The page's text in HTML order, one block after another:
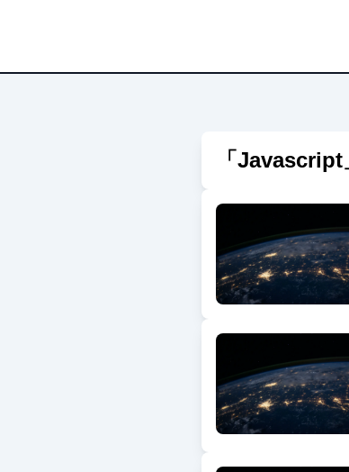
「 Javascript